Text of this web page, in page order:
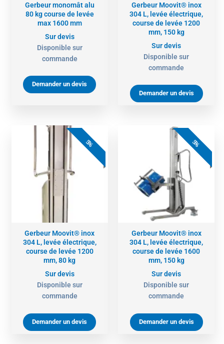
Gerbeur monomât alu
80 kg course de levée
max 1600 mm
Sur devis
Disponible sur
commande
Demander un devis
Gerbeur Moovit® inox
304 L, levée électrique,
course de levée 1200
mm, 150 kg
Sur devis
Disponible sur
commande
Demander un devis
5%
Gerbeur Moovit® inox
304 L, levée électrique,
course de levée 1200
mm, 80 kg
Sur devis
Disponible sur
commande
Demander un devis
5%
Gerbeur Moovit® inox
304 L, levée électrique,
course de levée 1600
mm, 150 kg
Sur devis
Disponible sur
commande
Demander un devis